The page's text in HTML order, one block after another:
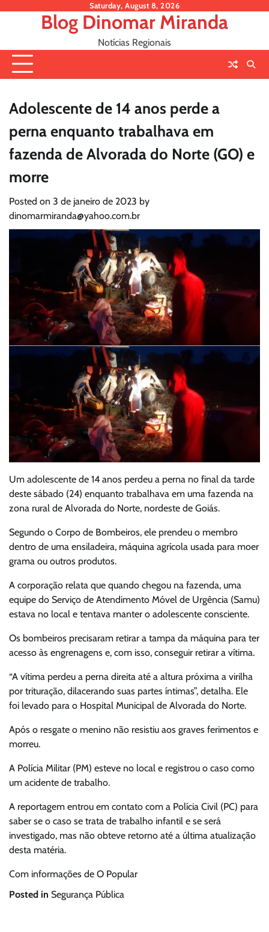
Saturday, August 8, 2026
Blog Dinomar Miranda
Notícias Regionais
Adolescente de 14 anos perde a
perna enquanto trabalhava em
fazenda de Alvorada do Norte (GO) e
morre
Posted on 3 de janeiro de 2023 by
dinomarmiranda@yahoo.com.br
Um adolescente de 14 anos perdeu a perna no final da tarde
deste sábado (24) enquanto trabalhava em uma fazenda na
zona rural de Alvorada do Norte, nordeste de Goiás.
Segundo o Corpo de Bombeiros, ele prendeu o membro
dentro de uma ensiladeira, máquina agrícola usada para moer
grama ou outros produtos.
A corporação relata que quando chegou na fazenda, uma
equipe do Serviço de Atendimento Móvel de Urgência (Samu)
estava no local e tentava manter o adolescente consciente.
Os bombeiros precisaram retirar a tampa da máquina para ter
acesso às engrenagens e, com isso, conseguir retirar a vítima.
“A vítima perdeu a perna direita até a altura próxima a virilha
por trituração, dilacerando suas partes íntimas”, detalha. Ele
foi levado para o Hospital Municipal de Alvorada do Norte.
Após o resgate o menino não resistiu aos graves ferimentos e
morreu.
A Polícia Militar (PM) esteve no local e registrou o caso como
um acidente de trabalho.
A reportagem entrou em contato com a Polícia Civil (PC) para
saber se o caso se trata de trabalho infantil e se será
investigado, mas não obteve retorno até a última atualização
desta matéria.
Com informações de O Popular
Posted in Segurança Pública